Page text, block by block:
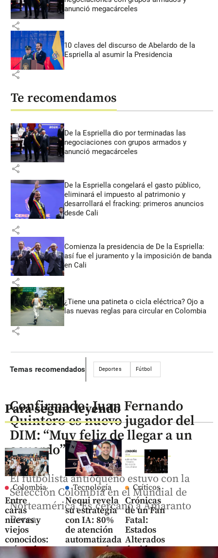
anunció megacárceles
share
10 claves del discurso de Abelardo de la
Espriella al asumir la Presidencia
share
Te recomendamos
De la Espriella dio por terminadas las
negociaciones con grupos armados y
anunció megacárceles
share
De la Espriella congelará el gasto público,
eliminará el impuesto al patrimonio y
desarrollará el fracking: primeros anuncios
desde Cali
share
Comienza la presidencia de De la Espriella:
así fue el juramento y la imposición de banda
en Cali
share
¿Tiene una patineta o cicla eléctrica? Ojo a
las nuevas reglas para circular en Colombia
share
Temas recomendados Deportes Fútbol
Para seguir leyendo
Colombia
Entre
caras
nuevas y
viejos
conocidos:
así es el
Tecnología
Nequi revela
su estrategia
con IA: 80%
de atención
automatizada
y cartera de
Críticos
Crónicas
de un Fan
Fatal:
Estados
Alterados
decide
Confirmado: Juan Fernando
Quintero es nuevo jugador del
DIM: “Muy feliz de llegar a un
acuerdo”
El futbolista antioqueño estuvo con la
Selección Colombia en el Mundial de
Norteamérica. Es cercano a Amaranto
Perea.